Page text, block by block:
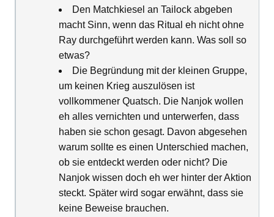
Den Matchkiesel an Tailock abgeben
macht Sinn, wenn das Ritual eh nicht ohne
Ray durchgeführt werden kann. Was soll so
etwas?
Die Begründung mit der kleinen Gruppe,
um keinen Krieg auszulösen ist
vollkommener Quatsch. Die Nanjok wollen
eh alles vernichten und unterwerfen, dass
haben sie schon gesagt. Davon abgesehen
warum sollte es einen Unterschied machen,
ob sie entdeckt werden oder nicht? Die
Nanjok wissen doch eh wer hinter der Aktion
steckt. Später wird sogar erwähnt, dass sie
keine Beweise brauchen.